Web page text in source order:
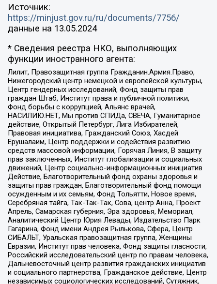
Источник:
https://minjust.gov.ru/ru/documents/7756/
данные на 13.05.2024
* Сведения реестра НКО, выполняющих
функции иностранного агента:
Лилит, Правозащитная группа Гражданин.Армия.Право,
Нижегородский центр немецкой и европейской культуры,
Центр гендерных исследований, Фонд защиты прав
граждан Штаб, Институт права и публичной политики,
Фонд борьбы с коррупцией, Альянс врачей,
НАСИЛИЮ.НЕТ, Мы против СПИДа, СВЕЧА, Гуманитарное
действие, Открытый Петербург, Лига Избирателей,
Правовая инициатива, Гражданский Союз, Хасдей
Ерушалаим, Центр поддержки и содействия развитию
средств массовой информации, Горячая Линия, В защиту
прав заключенных, Институт глобализации и социальных
движений, Центр социально-информационных инициатив
Действие, Благотворительный фонд охраны здоровья и
защиты прав граждан, Благотворительный фонд помощи
осужденным и их семьям, Фонд Тольятти, Новое время,
Серебряная тайга, Так-Так-Так, Сова, центр Анна, Проект
Апрель, Самарская губерния, Эра здоровья, Мемориал,
Аналитический Центр Юрия Левады, Издательство Парк
Гагарина, Фонд имени Андрея Рылькова, Сфера, Центр
СИБАЛЬТ, Уральская правозащитная группа, Женщины
Евразии, Институт прав человека, Фонд защиты гласности,
Российский исследовательский центр по правам человека,
Дальневосточный центр развития гражданских инициатив
и социального партнерства, Гражданское действие, Центр
независимых социологических исследований, Сутяжник,